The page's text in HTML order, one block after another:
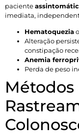
paciente
imediata,
Hematoquezia
Alteração
constipação
Anemia
Perda de peso
Métodos